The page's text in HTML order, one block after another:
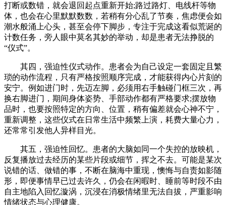
打断或数错，就会退回起点重新开始;路过路灯、电线杆等物
体，也会在心里默默数数，若稍有分心乱了节奏，焦虑便会如
潮水般涌上心头，甚至会停下脚步，专注于完成这看似荒诞的
计数任务，旁人眼中莫名其妙的举动，却是患者无法挣脱的
“仪式”。
其四，强迫性仪式动作。患者会为自己设定一套固定且繁
琐的动作流程，只有严格按照顺序完成，才能获得内心片刻的
安宁。例如进门时，先迈左脚，必须用右手触碰门框三次，再
换右脚进门，期间身体姿势、手部动作都有严格要求;摆放物
品时，也要按照特定的方向、位置，稍有偏差就会心神不宁，
重新调整，这些仪式在日常生活中频繁上演，耗费大量心力，
还常常引发他人异样目光。
其五，强迫性回忆。患者的大脑如同一个失控的放映机，
反复播放过去经历的某些片段或细节，挥之不去。可能是某次
说错的话、做错的事，不断在脑海中重现，懊悔与自责如影随
形，即便事情早已过去许久，仍会在闲暇时、睡前等时段不由
自主地陷入回忆漩涡，沉浸在消极情绪里无法自拔，严重影响
情绪状态与心理健康。